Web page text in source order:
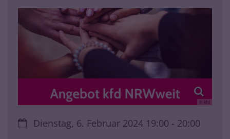
© kfd
Datum:Dienstag, 6. Februar 2024 19:00 - 20:00